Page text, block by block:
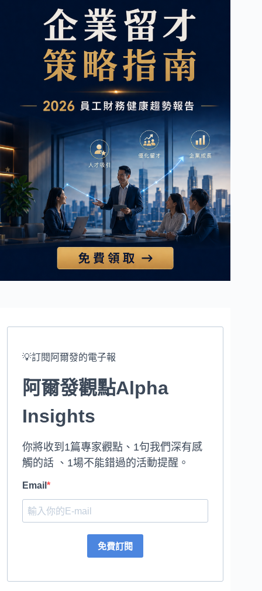
💡訂閱阿爾發的電子報
阿爾發觀點Alpha
Insights
你將收到1篇專家觀點、1句我們深有感
觸的話 、1場不能錯過的活動提醒。
Email
免費訂閱